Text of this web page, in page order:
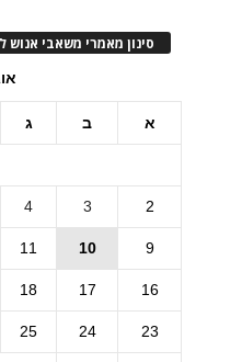
סינון מאמרי משאבי אנוש
א ב ג
2
3
4
9
10
11
16
17
18
23
24
25